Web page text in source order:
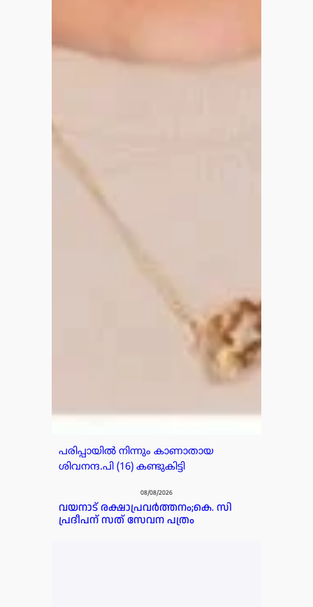
പരിപ്പായിൽ നിന്നും കാണാതായ
ശിവനന്ദ.പി (16) കണ്ടുകിട്ടി
08/08/2026
വയനാട് രക്ഷാപ്രവർത്തനം;കെ. സി
പ്രദീപന് സത് സേവന പത്രം